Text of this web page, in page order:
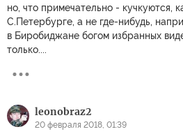
но, что примечательно - кучкуются,
С.Петербурге, а не где-нибудь,
в Биробиджане богом избранных
только....
leonobraz2
20 февраля 2018, 01:39